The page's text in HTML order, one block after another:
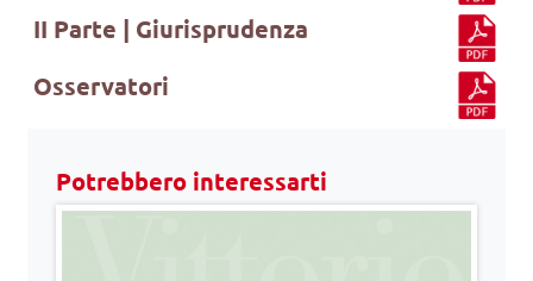
II Parte | Giurisprudenza
Osservatori
Potrebbero interessarti